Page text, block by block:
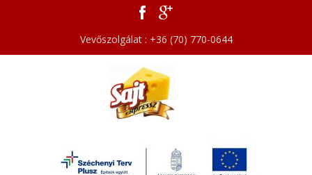
Vevőszolgálat : +36 (70) 770-0644